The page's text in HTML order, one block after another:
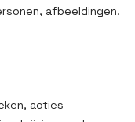
afbeeldingen,
acties